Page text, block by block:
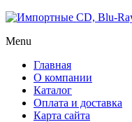
Menu
Главная
О компании
Каталог
Оплата и доставка
Карта сайта